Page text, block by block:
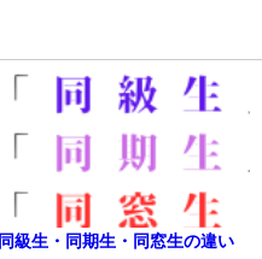
同級生・同期生・同窓生の違い